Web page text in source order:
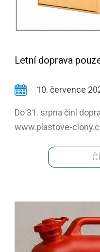
Letní doprava
10. července
Do 31. srpna činí
www.plastove-